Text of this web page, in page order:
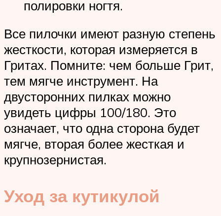
полировки ногтя.
Все пилочки имеют разную степень
жесткости, которая измеряется в
Гритах. Помните: чем больше Грит,
тем мягче инструмент. На
двусторонних пилках можно
увидеть цифры 100/180. Это
означает, что одна сторона будет
мягче, вторая более жесткая и
крупнозернистая.
Уход за кутикулой